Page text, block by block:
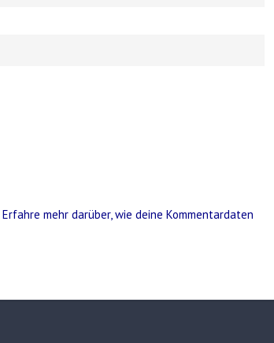
Erfahre mehr darüber, wie deine Kommentardaten